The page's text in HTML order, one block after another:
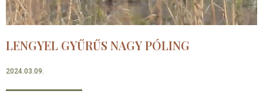
LENGYEL GYŰRŰS NAGY PÓLING
2024.03.09.